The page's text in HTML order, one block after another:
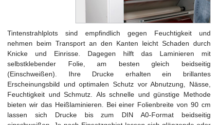
Tintenstrahlplots sind empfindlich gegen Feuchtigkeit und
nehmen beim Transport an den Kanten leicht Schaden durch
Knicke und Einrisse. Dagegen hilft das Laminieren mit
selbstklebender Folie, am besten gleich beidseitig
(Einschweißen). Ihre Drucke erhalten ein brillantes
Erscheinungsbild und optimalen Schutz vor Abnutzung, Nässe,
Feuchtigkeit und Schmutz. Als schnelle und günstige Methode
bieten wir das Heißlaminieren. Bei einer Folienbreite von 90 cm
lassen sich Drucke bis zum DIN A0-Format beidseitig